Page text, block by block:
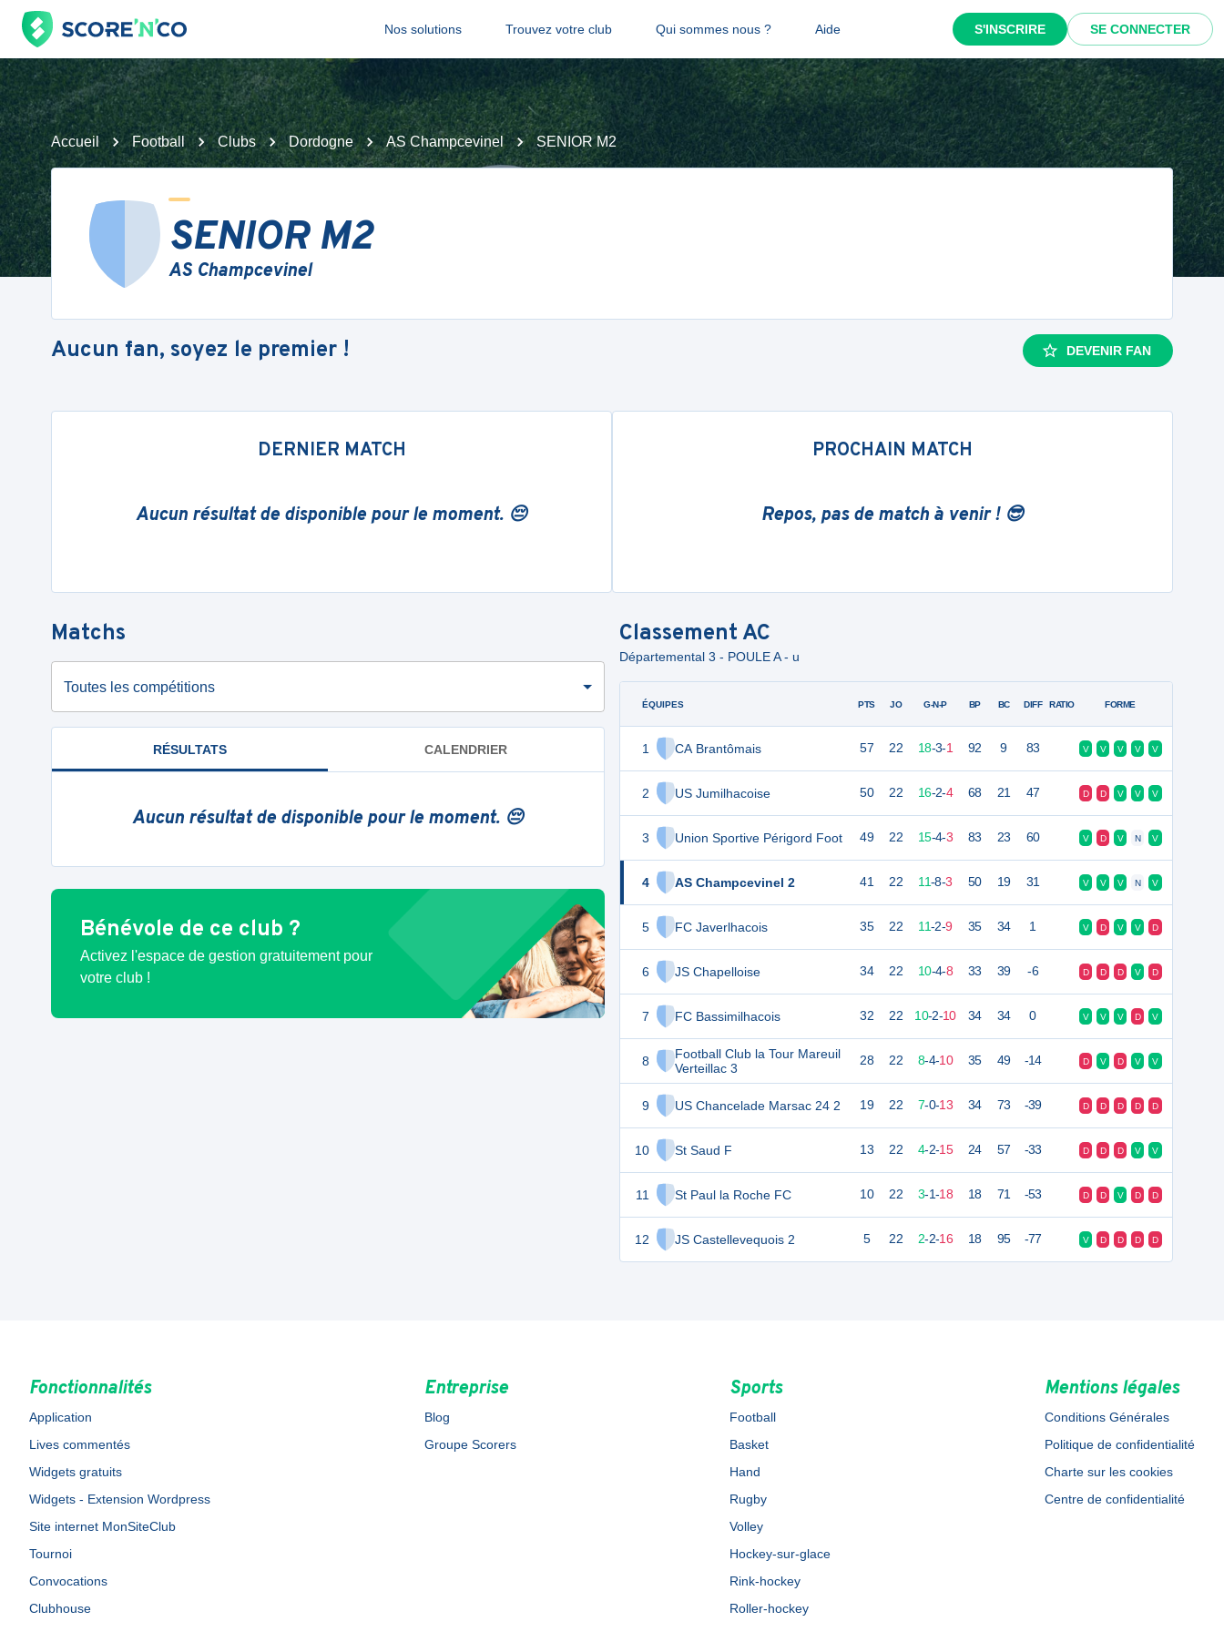
Nos solutions Trouvez votre club Qui sommes nous ? Aide S'INSCRIRE SE CONNECTER
Accueil Football Clubs Dordogne AS Champcevinel SENIOR M2
SENIOR M2
AS Champcevinel
Aucun fan, soyez le premier ! DEVENIR FAN
DERNIER MATCH
Aucun résultat de disponible pour le moment. 😔
PROCHAIN MATCH
Repos, pas de match à venir ! 😎
Matchs
Toutes les compétitions
RÉSULTATS CALENDRIER
Aucun résultat de disponible pour le moment. 😔
Bénévole de ce club ?
Activez l'espace de gestion gratuitement pour
votre club !
Classement AC
Départemental 3 - POULE A - u
ÉQUIPES
1 CA Brantômais
2 US Jumilhacoise
3 Union Sportive Périgord Foot
4 AS Champcevinel 2
5 FC Javerlhacois
6 JS Chapelloise
7 FC Bassimilhacois
8
Football Club la Tour Mareuil
Verteillac 3
9 US Chancelade Marsac 24 2
10 St Saud F
11 St Paul la Roche FC
12 JS Castellevequois 2
PTS JO G-N-P BP BC DIFF RATIO FORME
57 22 18-3-1 92 9 83 V V V V V
50 22 16-2-4 68 21 47 D D V V V
49 22 15-4-3 83 23 60 V D V N V
41 22 11-8-3 50 19 31 V V V N V
35 22 11-2-9 35 34 1 V D V V D
34 22 10-4-8 33 39 -6 D D D V D
32 22 10-2-10 34 34 0 V V V D V
28 22 8-4-10 35 49 -14 D V D V V
19 22 7-0-13 34 73 -39 D D D D D
13 22 4-2-15 24 57 -33 D D D V V
10 22 3-1-18 18 71 -53 D D V D D
5 22 2-2-16 18 95 -77 V D D D D
Fonctionnalités
Application
Lives commentés
Widgets gratuits
Widgets - Extension Wordpress
Site internet MonSiteClub
Tournoi
Convocations
Clubhouse
Entreprise
Blog
Groupe Scorers
Sports
Football
Basket
Hand
Rugby
Volley
Hockey-sur-glace
Rink-hockey
Roller-hockey
Mentions légales
Conditions Générales
Politique de confidentialité
Charte sur les cookies
Centre de confidentialité